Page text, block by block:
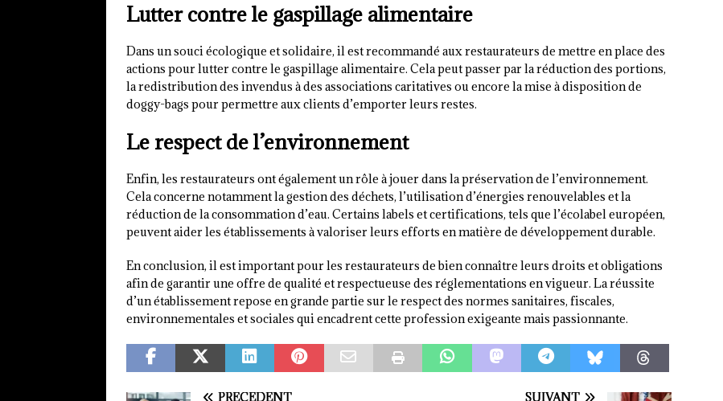
Lutter contre le gaspillage alimentaire
Dans un souci écologique et solidaire, il est recommandé aux restaurateurs de mettre en place des
actions pour lutter contre le gaspillage alimentaire. Cela peut passer par la réduction des portions,
la redistribution des invendus à des associations caritatives ou encore la mise à disposition de
doggy-bags pour permettre aux clients d’emporter leurs restes.
Le respect de l’environnement
Enfin, les restaurateurs ont également un rôle à jouer dans la préservation de l’environnement.
Cela concerne notamment la gestion des déchets, l’utilisation d’énergies renouvelables et la
réduction de la consommation d’eau. Certains labels et certifications, tels que l’écolabel européen,
peuvent aider les établissements à valoriser leurs efforts en matière de développement durable.
En conclusion, il est important pour les restaurateurs de bien connaître leurs droits et obligations
afin de garantir une offre de qualité et respectueuse des réglementations en vigueur. La réussite
d’un établissement repose en grande partie sur le respect des normes sanitaires, fiscales,
environnementales et sociales qui encadrent cette profession exigeante mais passionnante.
PRÉCÉDENT SUIVANT